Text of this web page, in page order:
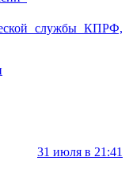
службы КПРФ,
31 июля в 21:41